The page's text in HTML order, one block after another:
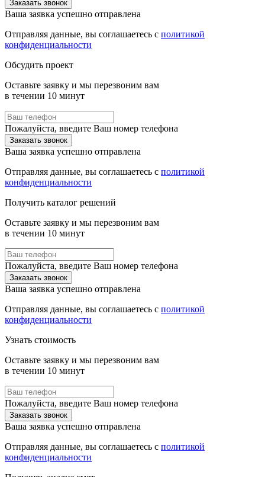
Заказать звонок
Ваша заявка успешно отправлена
Отправляя данные, вы соглашаетесь с политикой
конфиденциальности
Обсудить проект
Оставьте заявку и мы перезвоним вам
в течении 10 минут
Пожалуйста, введите Ваш номер телефона
Заказать звонок
Ваша заявка успешно отправлена
Отправляя данные, вы соглашаетесь с политикой
конфиденциальности
Получить каталог решений
Оставьте заявку и мы перезвоним вам
в течении 10 минут
Пожалуйста, введите Ваш номер телефона
Заказать звонок
Ваша заявка успешно отправлена
Отправляя данные, вы соглашаетесь с политикой
конфиденциальности
Узнать стоимость
Оставьте заявку и мы перезвоним вам
в течении 10 минут
Пожалуйста, введите Ваш номер телефона
Заказать звонок
Ваша заявка успешно отправлена
Отправляя данные, вы соглашаетесь с политикой
конфиденциальности